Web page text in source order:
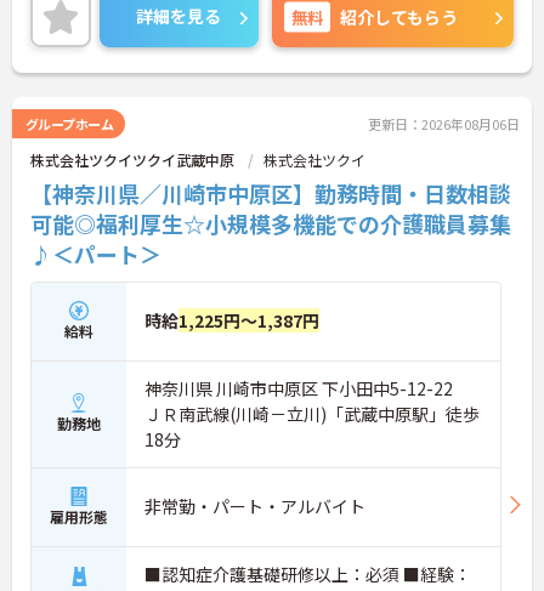
気軽にご相談ください！
詳細を見る 無料 紹介してもらう
グループホーム 更新日：2026年08月06日
株式会社ツクイツクイ武蔵中原 株式会社ツクイ
【神奈川県／川崎市中原区】勤務時間・日数相談
可能◎福利厚生☆小規模多機能での介護職員募集
♪＜パート＞
給料 時給1,225円～1,387円
勤務地
神奈川県 川崎市中原区 下小田中5-12-22
ＪＲ南武線(川崎－立川)「武蔵中原駅」徒歩
18分
雇用形態 非常勤・パート・アルバイト
■認知症介護基礎研修以上：必須 ■経験：